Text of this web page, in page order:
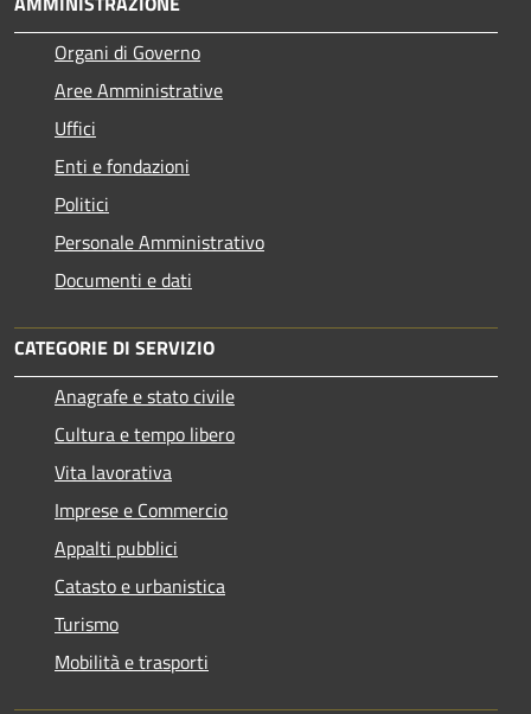
Organi di Governo
Aree Amministrative
Uffici
Enti e fondazioni
Politici
Personale Amministrativo
Documenti e dati
CATEGORIE DI SERVIZIO
Anagrafe e stato civile
Cultura e tempo libero
Vita lavorativa
Imprese e Commercio
Appalti pubblici
Catasto e urbanistica
Turismo
Mobilità e trasporti